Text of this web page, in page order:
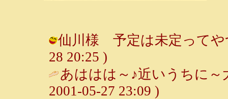
仙川様 予定は未定ってや
28 20:25 )
あははは～♪近いうちに
2001-05-27 23:09 )